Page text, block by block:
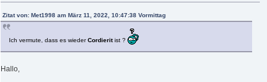
Zitat von: Met1998 am März 11, 2022, 10:47:38 Vormittag
Ich vermute, dass es wiederCordieritist ?
Hallo,